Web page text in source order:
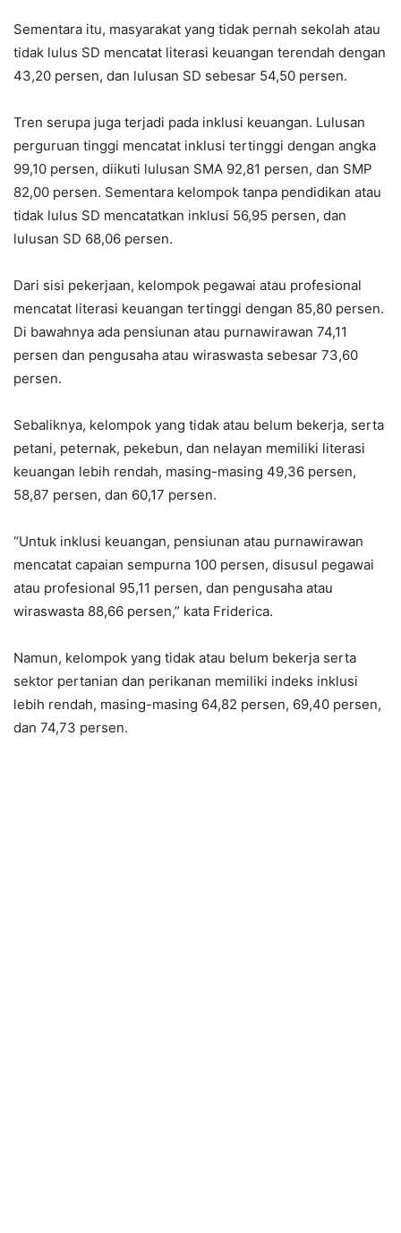
Sementara itu, masyarakat yang tidak pernah sekolah atau
tidak lulus SD mencatat literasi keuangan terendah dengan
43,20 persen, dan lulusan SD sebesar 54,50 persen.
Tren serupa juga terjadi pada inklusi keuangan. Lulusan
perguruan tinggi mencatat inklusi tertinggi dengan angka
99,10 persen, diikuti lulusan SMA 92,81 persen, dan SMP
82,00 persen. Sementara kelompok tanpa pendidikan atau
tidak lulus SD mencatatkan inklusi 56,95 persen, dan
lulusan SD 68,06 persen.
Dari sisi pekerjaan, kelompok pegawai atau profesional
mencatat literasi keuangan tertinggi dengan 85,80 persen.
Di bawahnya ada pensiunan atau purnawirawan 74,11
persen dan pengusaha atau wiraswasta sebesar 73,60
persen.
Sebaliknya, kelompok yang tidak atau belum bekerja, serta
petani, peternak, pekebun, dan nelayan memiliki literasi
keuangan lebih rendah, masing-masing 49,36 persen,
58,87 persen, dan 60,17 persen.
“Untuk inklusi keuangan, pensiunan atau purnawirawan
mencatat capaian sempurna 100 persen, disusul pegawai
atau profesional 95,11 persen, dan pengusaha atau
wiraswasta 88,66 persen,” kata Friderica.
Namun, kelompok yang tidak atau belum bekerja serta
sektor pertanian dan perikanan memiliki indeks inklusi
lebih rendah, masing-masing 64,82 persen, 69,40 persen,
dan 74,73 persen.